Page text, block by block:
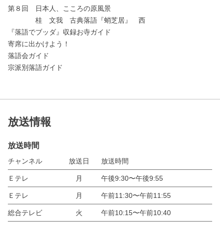
第８回 日本人、こころの原風景
桂 文我 古典落語『蛸芝居』 西
『落語でブッダ』収録お寺ガイド
寄席に出かけよう！
落語会ガイド
宗派別落語ガイド
放送情報
放送時間
チャンネル 放送日 放送時間
Ｅテレ 月 午後9:30〜午後9:55
Ｅテレ 月 午前11:30〜午前11:55
総合テレビ 火 午前10:15〜午前10:40